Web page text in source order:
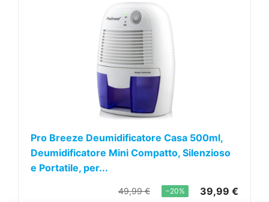
Pro Breeze Deumidificatore Casa 500ml,
Deumidificatore Mini Compatto, Silenzioso
e Portatile, per...
49,99 € −20% 39,99 €